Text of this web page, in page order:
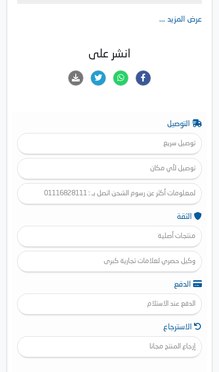
عرض المزيد ....
انشر على
التوصيل
توصيل سريع
توصيل لأي مكان
لمعلومات أكثر عن رسوم الشحن اتصل بـ : 01116828111
الثقة
منتجات أصلية
وكيل حصري لعلامات تجارية كبرى
الدفع
الدفع عند الاستلام
الاسترجاع
إرجاع المنتج مجانا